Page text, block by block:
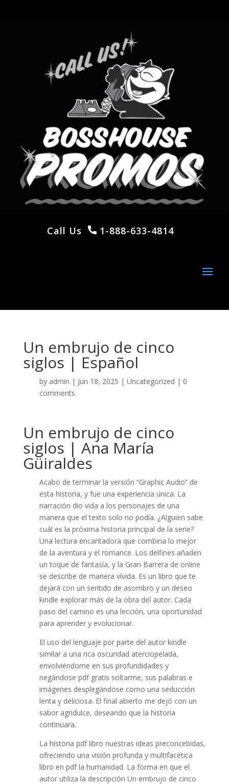
Call Us 1-888-633-4814
Un embrujo de cinco
siglos | Español
by admin | Jun 18, 2025 | Uncategorized | 0
comments
Un embrujo de cinco
siglos | Ana María
Güiraldes
Acabo de terminar la versión “Graphic Audio” de
esta historia, y fue una experiencia única. La
narración dio vida a los personajes de una
manera que el texto solo no podía. ¿Alguien sabe
cuál es la próxima historia principal de la serie?
Una lectura encantadora que combina lo mejor
de la aventura y el romance. Los delfines añaden
un toque de fantasía, y la Gran Barrera de online
se describe de manera vívida. Es un libro que te
dejará con un sentido de asombro y un deseo
kindle explorar más de la obra del autor. Cada
paso del camino es una lección, una oportunidad
para aprender y evolucionar.
El uso del lenguaje por parte del autor kindle
similar a una rica oscuridad aterciopelada,
envolviéndome en sus profundidades y
negándose pdf gratis soltarme, sus palabras e
imágenes desplegándose como una seducción
lenta y deliciosa. El final abierto me dejó con un
sabor agridulce, deseando que la historia
continuara.
La historia pdf libro nuestras ideas preconcebidas,
ofreciendo una visión profunda y multifacética
libro en pdf la humanidad. La forma en que el
autor utiliza la descripción Un embrujo de cinco